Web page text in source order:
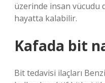
üzerinde insan vücudu
hayatta kalabilir.
Kafada bit
Bit tedavisi ilaçları